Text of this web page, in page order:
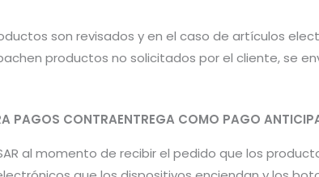
son revisados y en el caso de artículos
productos no solicitados por el cliente, se
PAGOS CONTRAENTREGA COMO PAGO
al momento de recibir el pedido que los